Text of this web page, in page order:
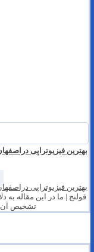
بهترین فیزیوتراپی
بهترین فیزیوتراپی
قولنج | ما در این مقاله به
تشخیص آن